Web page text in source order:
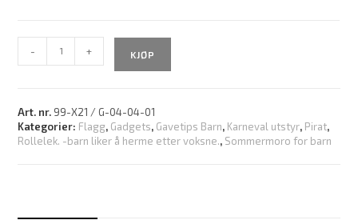
- + KJØP
Art. nr. 99-X21 / G-04-04-01
Kategorier: Flagg, Gadgets, Gavetips Barn, Karneval utstyr, Pirat,
Rollelek. -barn liker å herme etter voksne., Sommermoro for barn